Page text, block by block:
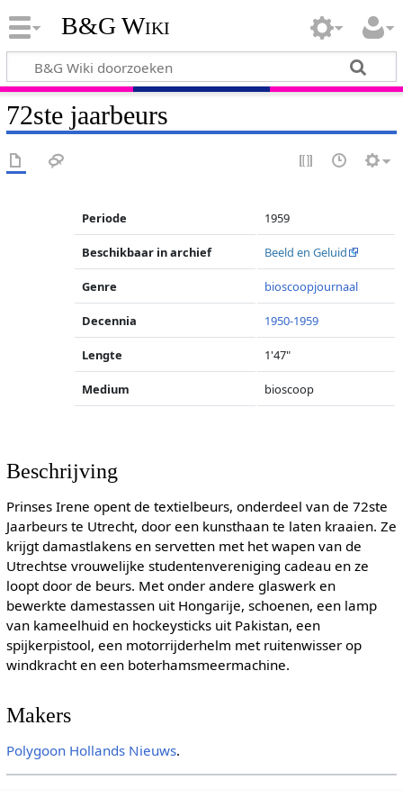
B&G Wiki
72ste jaarbeurs
Periode 1959
Beschikbaar in archief Beeld en Geluid
Genre bioscoopjournaal
Decennia 1950-1959
Lengte 1'47"
Medium bioscoop
Beschrijving
Prinses Irene opent de textielbeurs, onderdeel van de 72ste
Jaarbeurs te Utrecht, door een kunsthaan te laten kraaien. Ze
krijgt damastlakens en servetten met het wapen van de
Utrechtse vrouwelijke studentenvereniging cadeau en ze
loopt door de beurs. Met onder andere glaswerk en
bewerkte damestassen uit Hongarije, schoenen, een lamp
van kameelhuid en hockeysticks uit Pakistan, een
spijkerpistool, een motorrijderhelm met ruitenwisser op
windkracht en een boterhamsmeermachine.
Makers
Polygoon Hollands Nieuws.